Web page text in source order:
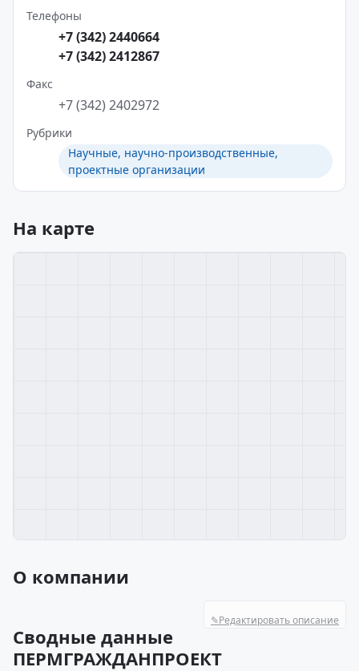
Телефоны
+7 (342) 2440664
+7 (342) 2412867
Факс
+7 (342) 2402972
Рубрики
Научные, научно-производственные,
проектные организации
На карте
О компании
✎Редактировать описание
Сводные данные
ПЕРМГРАЖДАНПРОЕКТ